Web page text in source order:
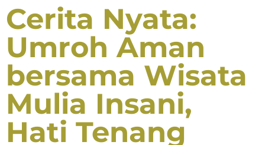
Cerita Nyata:
Umroh Aman
bersama Wisata
Mulia Insani,
Hati Tenang